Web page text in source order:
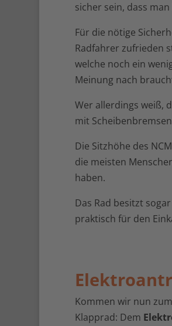
sicher sein, dass
Für die nötige
Radfahrer zufrieden
welche noch ein
Meinung nach
Wer allerdings weiß,
mit
Die Sitzhöhe des
die meisten
haben.
Das Rad besitzt
praktisch für den
Kommen wir nun
Klapprad: Dem